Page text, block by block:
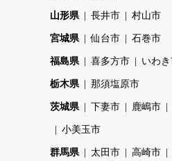
山形県 長井市 村山市
宮城県 仙台市 石巻市
福島県 喜多方市 いわ
栃木県 那須塩原市
茨城県 下妻市 鹿嶋市
小美玉市
群馬県 太田市 高崎市